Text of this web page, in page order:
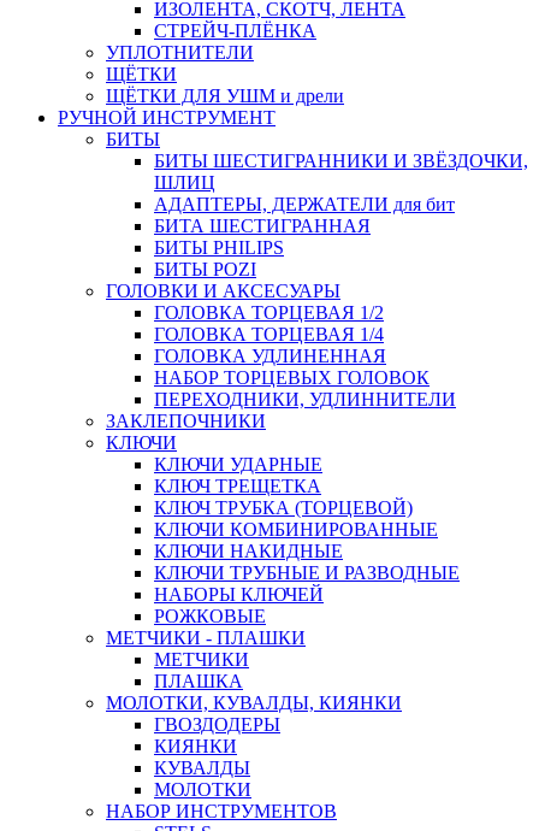
ИЗОЛЕНТА, СКОТЧ, ЛЕНТА
СТРЕЙЧ-ПЛЁНКА
УПЛОТНИТЕЛИ
ЩЁТКИ
ЩЁТКИ ДЛЯ УШМ и дрели
РУЧНОЙ ИНСТРУМЕНТ
БИТЫ
БИТЫ ШЕСТИГРАННИКИ И ЗВЁЗДОЧКИ,
ШЛИЦ
АДАПТЕРЫ, ДЕРЖАТЕЛИ для бит
БИТА ШЕСТИГРАННАЯ
БИТЫ PHILIPS
БИТЫ POZI
ГОЛОВКИ И АКСЕСУАРЫ
ГОЛОВКА ТОРЦЕВАЯ 1/2
ГОЛОВКА ТОРЦЕВАЯ 1/4
ГОЛОВКА УДЛИНЕННАЯ
НАБОР ТОРЦЕВЫХ ГОЛОВОК
ПЕРЕХОДНИКИ, УДЛИННИТЕЛИ
ЗАКЛЕПОЧНИКИ
КЛЮЧИ
КЛЮЧИ УДАРНЫЕ
КЛЮЧ ТРЕЩЕТКА
КЛЮЧ ТРУБКА (ТОРЦЕВОЙ)
КЛЮЧИ КОМБИНИРОВАННЫЕ
КЛЮЧИ НАКИДНЫЕ
КЛЮЧИ ТРУБНЫЕ И РАЗВОДНЫЕ
НАБОРЫ КЛЮЧЕЙ
РОЖКОВЫЕ
МЕТЧИКИ - ПЛАШКИ
МЕТЧИКИ
ПЛАШКА
МОЛОТКИ, КУВАЛДЫ, КИЯНКИ
ГВОЗДОДЕРЫ
КИЯНКИ
КУВАЛДЫ
МОЛОТКИ
НАБОР ИНСТРУМЕНТОВ